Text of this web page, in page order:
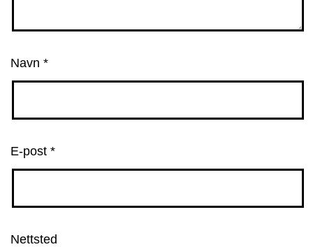
Navn *
E-post *
Nettsted